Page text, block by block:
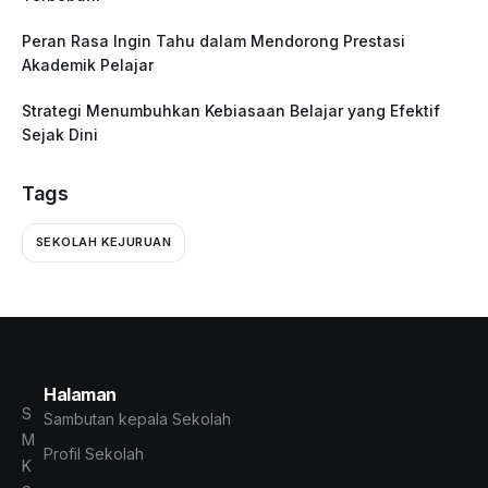
Peran Rasa Ingin Tahu dalam Mendorong Prestasi
Akademik Pelajar
Strategi Menumbuhkan Kebiasaan Belajar yang Efektif
Sejak Dini
Tags
SEKOLAH KEJURUAN
S
M
K
Halaman
Sambutan kepala Sekolah
Profil Sekolah